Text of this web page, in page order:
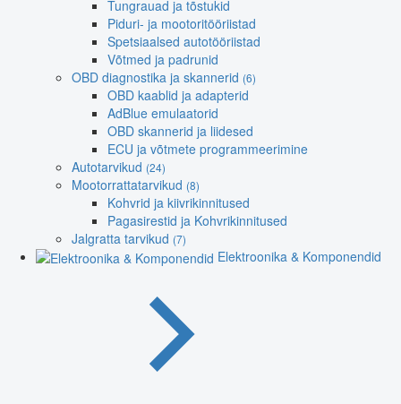
Tungrauad ja tõstukid
Piduri- ja mootoritööriistad
Spetsiaalsed autotööriistad
Võtmed ja padrunid
OBD diagnostika ja skannerid (6)
OBD kaablid ja adapterid
AdBlue emulaatorid
OBD skannerid ja liidesed
ECU ja võtmete programmeerimine
Autotarvikud (24)
Mootorrattatarvikud (8)
Kohvrid ja kiivrikinnitused
Pagasirestid ja Kohvrikinnitused
Jalgratta tarvikud (7)
Elektroonika & Komponendid